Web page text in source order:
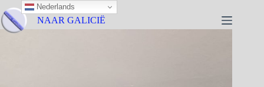
NAAR GALICIË
Nederlands